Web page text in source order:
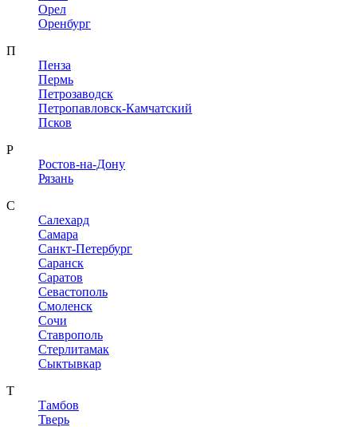
Орел
Оренбург
П
Пенза
Пермь
Петрозаводск
Петропавловск-Камчатский
Псков
Р
Ростов-на-Дону
Рязань
С
Салехард
Самара
Санкт-Петербург
Саранск
Саратов
Севастополь
Смоленск
Сочи
Ставрополь
Стерлитамак
Сыктывкар
Т
Тамбов
Тверь